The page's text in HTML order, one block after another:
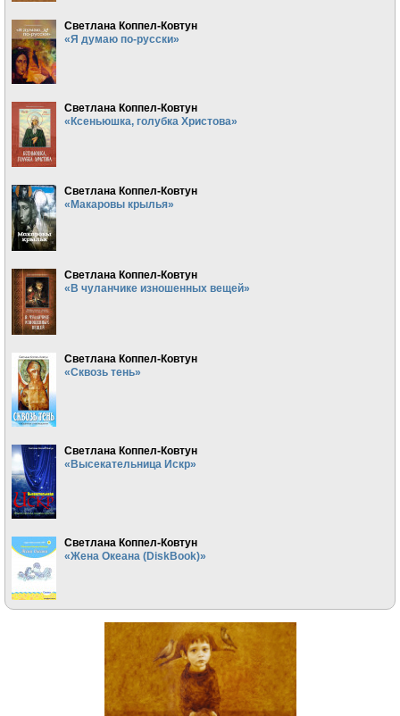
Светлана Коппел-Ковтун
«Я думаю по-русски»
Светлана Коппел-Ковтун
«Ксеньюшка, голубка Христова»
Светлана Коппел-Ковтун
«Макаровы крылья»
Светлана Коппел-Ковтун
«В чуланчике изношенных вещей»
Светлана Коппел-Ковтун
«Сквозь тень»
Светлана Коппел-Ковтун
«Высекательница Искр»
Светлана Коппел-Ковтун
«Жена Океана (DiskBook)»